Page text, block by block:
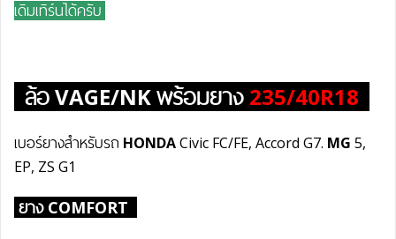
เดิมเทิร์นได้ครับ
ล้อVAGE/NKพร้อมยาง 235/40R18
เบอร์ยางสำหรับรถ HONDACivic FC/FE, Accord G7. MG 5,
EP, ZS G1
ยาง COMFORT